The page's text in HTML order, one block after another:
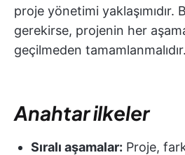
proje yönetimi yaklaşımıdır.
gerekirse, projenin her
geçilmeden tamamlanmalıdır.
Anahtar ilkeler
Sıralı aşamalar: Proje,